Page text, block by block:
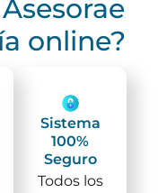
online?
Sistema
100%
Seguro
Todos los